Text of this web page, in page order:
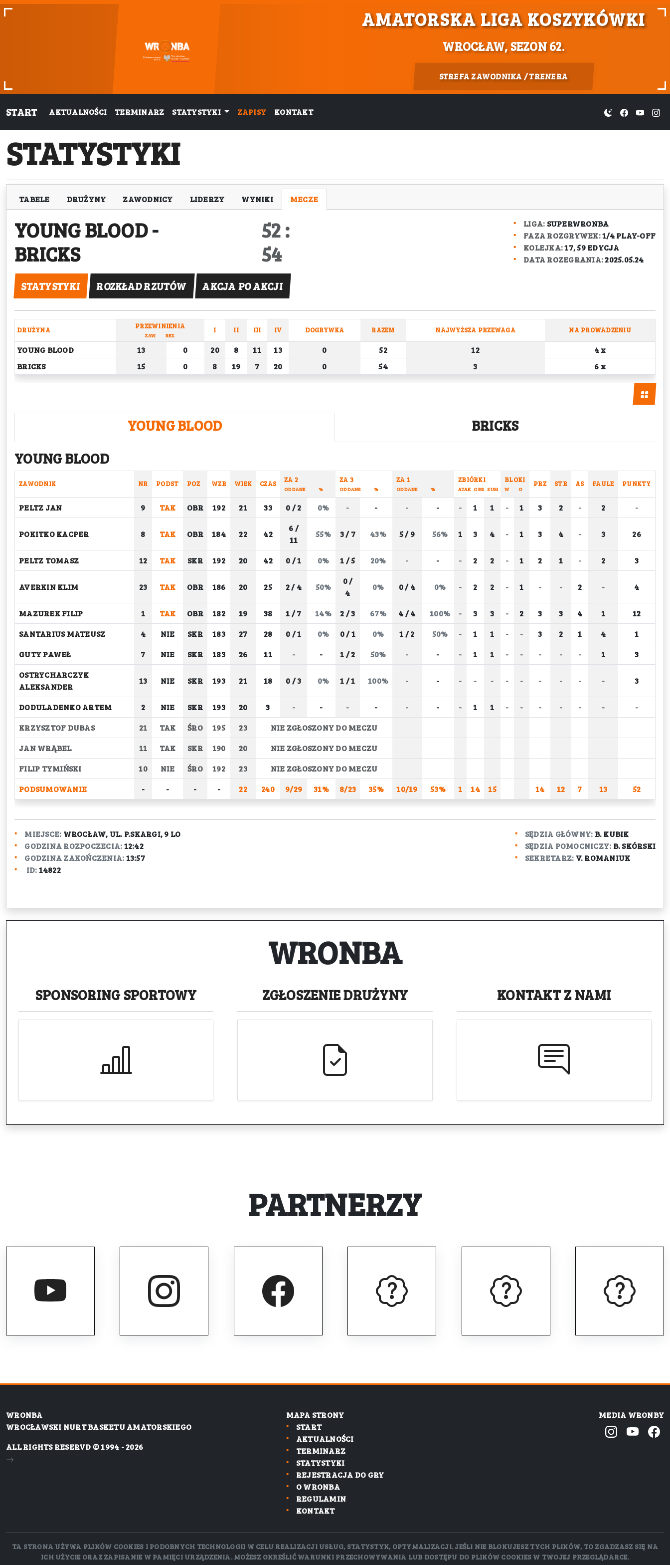
AMATORSKA LIGA KOSZYKÓWKI
WROCŁAW, SEZON 62.
STREFA ZAWODNIKA / TRENERA
START AKTUALNOŚCI TERMINARZ STATYSTYKI ZAPISY KONTAKT
STATYSTYKI
TABELE DRUŻYNY ZAWODNICY LIDERZY WYNIKI MECZE
YOUNG BLOOD-
BRICKS
52 :
54
STATYSTYKI ROZKŁAD RZUTÓW AKCJA PO AKCJI
LIGA: SUPERWRONBA
FAZA ROZGRYWEK:1/4 PLAY-OFF
KOLEJKA:17, 59 EDYCJA
DATA ROZEGRANIA:2025.05.24
DRUŻYNA PRZEWINIENIA
ZAW. REZ.
I II III IV DOGRYWKA RAZEM NAJWYŻSZA PRZEWAGA NA PROWADZENIU
YOUNG BLOOD 13 0 20 8 11 13 0 52 12 4x
BRICKS
15 0 8 19 7 20 0 54 3 6 x
YOUNG BLOOD
BRICKS
YOUNG BLOOD
ZAWODNIK NR PODST POZ WZR WIEK CZAS ZA 2
ODDANE %
ZA 3
ODDANE %
ZA 1
ODDANE %
ZBIÓRKI
ATAK OBR SUM
BLOKI
W O
PRZ STR AS FAULE PUNKTY
PELTZ JAN 9 TAK OBR 192 21 33 0 / 2 0% - - - - - 1 1 - 1 3 2 - 2 -
POKITKO KACPER 8 TAK OBR 184 22 42
6 /
11
55% 3 / 7 43% 5 / 9 56% 1 3 4 - 1 3 4 - 3 26
PELTZ TOMASZ 12 TAK SKR 192 20 42 0 / 1 0% 1 / 5 20% - - - 2 2 - 1 2 1 - 2 3
AVERKIN KLIM 23 TAK OBR 186 20 25 2 / 4 50%
0 /
4
0% 0 / 4 0% - 2 2 - 1 - - 2 - 4
MAZUREK FILIP 1 TAK OBR 182 19 38 1 / 7 14% 2 / 3 67% 4 / 4 100% - 3 3 - 2 3 3 4 1
12
SANTARIUS MATEUSZ
4 NIE SKR 183 27 28 0 / 1 0% 0 / 1 0% 1 / 2 50% - 1 1 - - 3 2 1 4
1
GUTY PAWEŁ
7 NIE SKR 183 26 11 - - 1 / 2 50% - - - 1 1 - - - - - 1
3
OSTRYCHARCZYK
ALEKSANDER
13 NIE SKR 193 21 18 0 / 3 0% 1 / 1 100% - - - - - - - - - - - 3
DODULADENKO ARTEM 2 NIE SKR 193 20 3 - - - - - - - 1 1 - - - - - -
-
KRZYSZTOF DUBAS
21 TAK ŚRO 195 23
NIE ZGŁOSZONY DO MECZU
JAN WRĄBEL
11 TAK SKR 190 20
NIE ZGŁOSZONY DO MECZU
FILIP TYMIŃSKI
10 NIE ŚRO 192 23
NIE ZGŁOSZONY DO MECZU
PODSUMOWANIE
- - - - 22 240 9/29 31% 8/23 35% 10/19 53% 1 14 15 14 12 7 13 52
MIEJSCE: WROCŁAW, UL. P.SKARGI, 9 LO
GODZINA ROZPOCZECIA:12:42
GODZINA ZAKOŃCZENIA:13:57
ID:14822
SĘDZIA GŁÓWNY: B. KUBIK
SĘDZIA POMOCNICZY: B. SKÓRSKI
SEKRETARZ: V. ROMANIUK
WRONBA
SPONSORINGSPORTOWY ZGŁOSZENIEDRUŻYNY KONTAKTZ NAMI
PARTNERZY
WRONBA
WROCŁAWSKI NURT BASKETU AMATORSKIEGO
ALL RIGHTS RESERVD © 1994 - 2026
MAPA STRONY
START
AKTUALNOŚCI
TERMINARZ
STATYSTYKI
REJESTRACJA DO GRY
O WRONBA
REGULAMIN
KONTAKT
MEDIA WRONBY
TA STRONA UŻYWA PLIKÓW COOKIES I PODOBNYCH TECHNOLOGII W CELU REALIZACJI USŁUG, STATYSTYK, OPTYMALIZACJI. JEŚLI NIE BLOKUJESZ TYCH PLIKÓW, TO ZGADZASZ SIĘ NA
ICH UŻYCIE ORAZ ZAPISANIE W PAMIĘCI URZĄDZENIA. MOŻESZ OKREŚLIĆ WARUNKI PRZECHOWYWANIA LUB DOSTĘPU DO PLIKÓW COOKIES W TWOJEJ PRZEGLĄDARCE.